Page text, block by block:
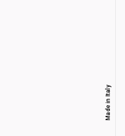
Made in Italy